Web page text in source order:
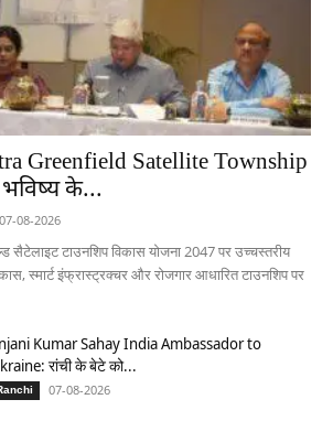
Greenfield Satellite Township
के...
07-08-2026
सैटेलाइट टाउनशिप विकास योजना 2047 पर उच्चस्तरीय
स्मार्ट इंफ्रास्ट्रक्चर और रोजगार आधारित टाउनशिप पर
Kumar Sahay India Ambassador to
रांची के बेटे को...
07-08-2026